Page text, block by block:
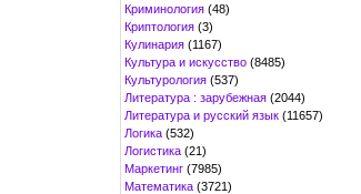
Криминология (48)
Криптология (3)
Кулинария (1167)
Культура и искусство (8485)
Культурология (537)
Литература : зарубежная (2044)
Литература и русский язык (11657)
Логика (532)
Логистика (21)
Маркетинг (7985)
Математика (3721)